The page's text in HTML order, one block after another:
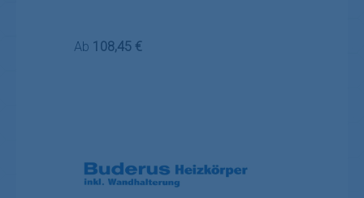
Regulärer Preis:
Ab 108,45 €